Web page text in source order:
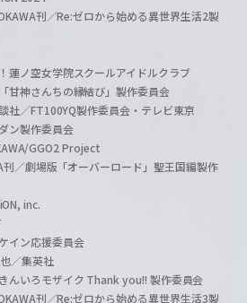
刊／Re:ゼロから始める異世界生活2製
蓮ノ空女学院スクールアイドルクラブ
甘神さんちの縁結び」製作委員会
社／FT100YQ製作委員会・テレビ東京
ン製作委員会
GGO2 Project
／劇場版「オーバーロード」聖王国編製作
inc.
イン応援委員会
／集英社
んいろモザイク Thank you!! 製作委員会
刊／Re:ゼロから始める異世界生活3製